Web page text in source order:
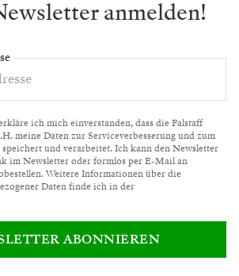
anmelden!
ich mich einverstanden, dass die Falstaff
meine Daten zur Serviceverbesserung und zum
speichert und verarbeitet. Ich kann den Newsletter
im Newsletter oder formlos per E-Mail an
Weitere Informationen über die
Daten finde ich in der
ABONNIEREN